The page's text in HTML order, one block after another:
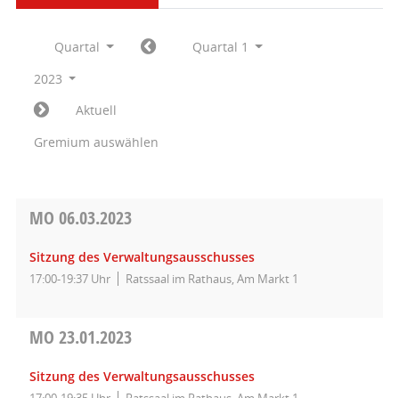
Quartal
Quartal 1
2023
Aktuell
Gremium auswählen
MO 06.03.2023
Sitzung des Verwaltungsausschusses
17:00-19:37 Uhr Ratssaal im Rathaus, Am Markt 1
MO 23.01.2023
Sitzung des Verwaltungsausschusses